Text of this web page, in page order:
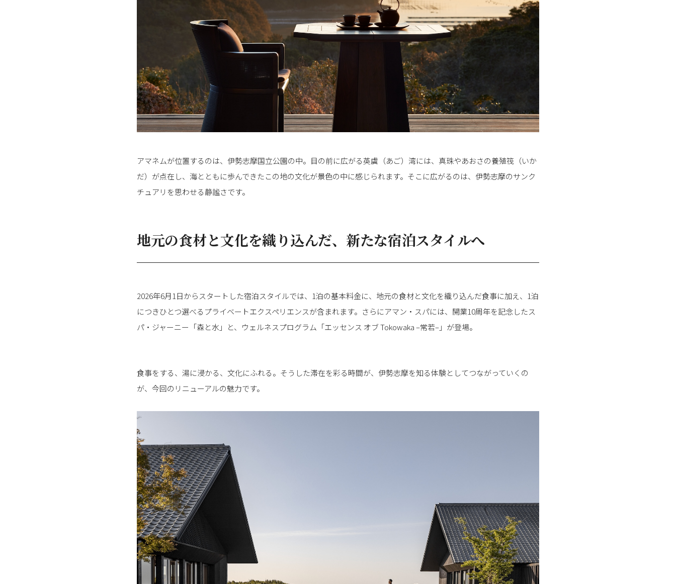
アマネムが位置するのは、伊勢志摩国立公園の中。目の前に広がる英虞（あご）湾には、真珠やあおさの養殖筏（いか
だ）が点在し、海とともに歩んできたこの地の文化が景色の中に感じられます。そこに広がるのは、伊勢志摩のサンク
チュアリを思わせる静謐さです。
地元の食材と文化を織り込んだ、新たな宿泊スタイルへ
2026年6月1日からスタートした宿泊スタイルでは、1泊の基本料金に、地元の食材と文化を織り込んだ食事に加え、1泊
につきひとつ選べるプライベートエクスペリエンスが含まれます。さらにアマン・スパには、開業10周年を記念したス
パ・ジャーニー「森と水」と、ウェルネスプログラム「エッセンス オブ Tokowaka –常若–」が登場。
食事をする、湯に浸かる、文化にふれる。そうした滞在を彩る時間が、伊勢志摩を知る体験としてつながっていくの
が、今回のリニューアルの魅力です。